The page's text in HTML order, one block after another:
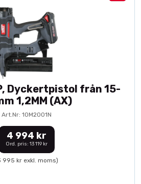
Dyckertpistol från 15-
1,2MM (AX)
Art.Nr: 10M2001N
4 994 kr
Ord. pris: 13 119 kr
995 kr exkl. moms)